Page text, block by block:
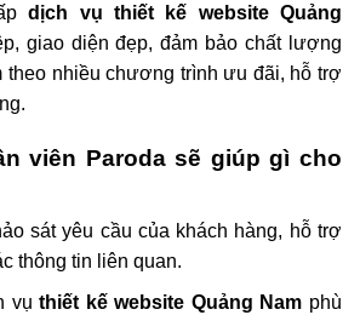
dịch vụ thiết kế website Quảng
giao diện đẹp, đảm bảo chất lượng
theo nhiều chương trình ưu đãi, hỗ trợ
viên Paroda sẽ giúp gì cho
sát yêu cầu của khách hàng, hỗ trợ
thông tin liên quan.
vụthiết kế website Quảng Nam phù